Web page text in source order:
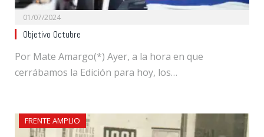
01/07/2024
Objetivo Octubre
Por Mate Amargo(*) Ayer, a la hora en que
cerrábamos la Edición para hoy, los…
FRENTE AMPLIO